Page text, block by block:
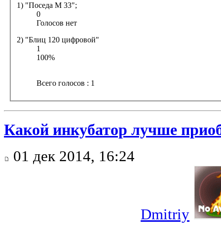
1) "Поседа М 33";
0
Голосов нет
2) "Блиц 120 цифровой"
1
100%
Всего голосов : 1
Какой инкубатор лучше
01 дек 2014, 16:24
Dmitriy